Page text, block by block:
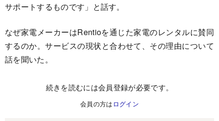
サポートするものです」と話す。
なぜ家電メーカーはRentioを通じた家電のレンタルに賛同
するのか。サービスの現状と合わせて、その理由について
話を聞いた。
続きを読むには会員登録が必要です。
会員の方は ログイン